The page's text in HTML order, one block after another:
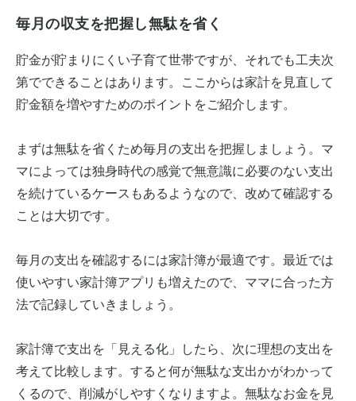
毎月の収支を把握し無駄を省く
貯金が貯まりにくい子育て世帯ですが、それでも工夫次
第でできることはあります。ここからは家計を見直して
貯金額を増やすためのポイントをご紹介します。
まずは無駄を省くため毎月の支出を把握しましょう。マ
マによっては独身時代の感覚で無意識に必要のない支出
を続けているケースもあるようなので、改めて確認する
ことは大切です。
毎月の支出を確認するには家計簿が最適です。最近では
使いやすい家計簿アプリも増えたので、ママに合った方
法で記録していきましょう。
家計簿で支出を「見える化」したら、次に理想の支出を
考えて比較します。すると何が無駄な支出かがわかって
くるので、削減がしやすくなりますよ。無駄なお金を見